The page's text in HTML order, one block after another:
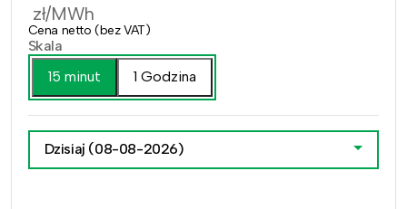
zł/MWh
Cena netto (bez VAT)
Skala
15 minut
1 Godzina
Dzisiaj (08-08-2026)